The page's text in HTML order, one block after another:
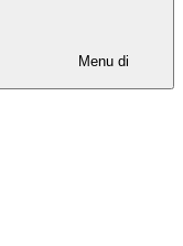
Menu di